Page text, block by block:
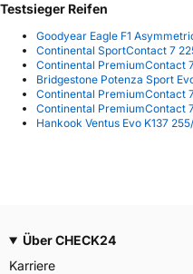
Testsieger Reifen
Goodyear Eagle F1
Continental SportContact 7
Continental PremiumContact
Bridgestone Potenza Sport
Continental PremiumContact
Continental PremiumContact
Hankook Ventus Evo K137
Über CHECK24
Karriere